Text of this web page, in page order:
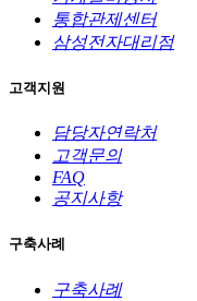
통합관제센터
삼성전자대리점
고객지원
담당자연락처
고객문의
FAQ
공지사항
구축사례
구축사례